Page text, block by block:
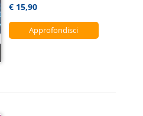
€ 15,90
Approfondisci